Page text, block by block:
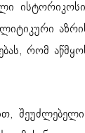
რომ